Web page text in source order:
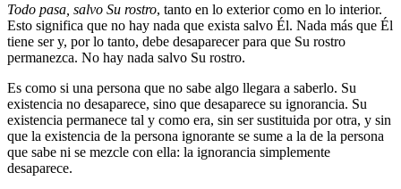
Todo pasa, salvo Su rostro, tanto en lo exterior como en lo interior.
Esto significa que no hay nada que exista salvo Él. Nada más que Él
tiene ser y, por lo tanto, debe desaparecer para que Su rostro
permanezca. No hay nada salvo Su rostro.
Es como si una persona que no sabe algo llegara a saberlo. Su
existencia no desaparece, sino que desaparece su ignorancia. Su
existencia permanece tal y como era, sin ser sustituida por otra, y sin
que la existencia de la persona ignorante se sume a la de la persona
que sabe ni se mezcle con ella: la ignorancia simplemente
desaparece.